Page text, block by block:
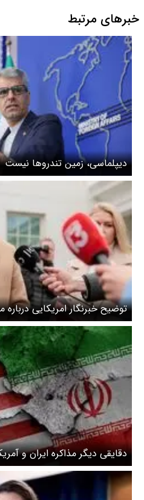
خبرهای مرتبط
دیپلماسی، زمین تندروها نیست
توضیح خبرنگار امریکایی درباره
دقایقی دیگر مذاکره ایران و